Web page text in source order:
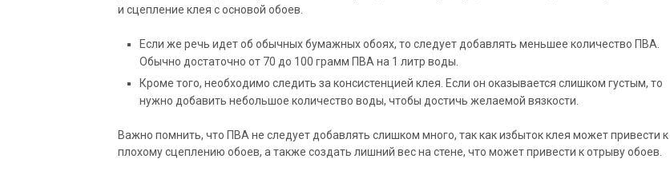
и сцепление клея с основой обоев.
Если же речь идет об обычных бумажных обоях, то следует добавлять меньшее количество ПВА.
Обычно достаточно от 70 до 100 грамм ПВА на 1 литр воды.
Кроме того, необходимо следить за консистенцией клея. Если он оказывается слишком густым, то
нужно добавить небольшое количество воды, чтобы достичь желаемой вязкости.
Важно помнить, что ПВА не следует добавлять слишком много, так как избыток клея может привести к
плохому сцеплению обоев, а также создать лишний вес на стене, что может привести к отрыву обоев.